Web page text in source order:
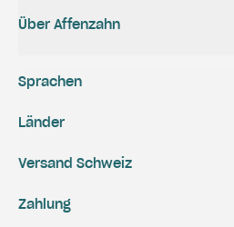
Über Affenzahn
Versand Schweiz
Zahlung
Sprachen
Länder